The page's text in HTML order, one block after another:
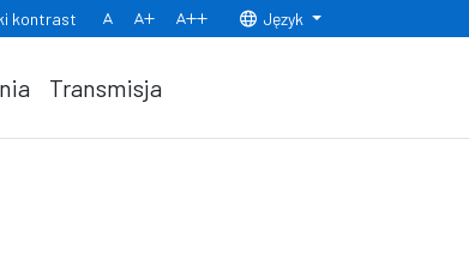
kontrast
Normalny rozmiar czcionki
Rozmiar czcionki 150% Rozmiar czcionki 200%
Język
Transmisja